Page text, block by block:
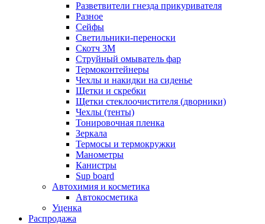
Разветвители гнезда прикуривателя
Разное
Сейфы
Светильники-переноски
Скотч 3М
Струйный омыватель фар
Термоконтейнеры
Чехлы и накидки на сиденье
Щетки и скребки
Щетки стеклоочистителя (дворники)
Чехлы (тенты)
Тонировочная пленка
Зеркалa
Термосы и термокружки
Манометры
Канистры
Sup board
Автохимия и косметика
Автокосметика
Уценка
Распродажа